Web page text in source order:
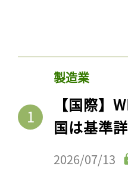
製造業
【国際】
国は基準
2026/07/13